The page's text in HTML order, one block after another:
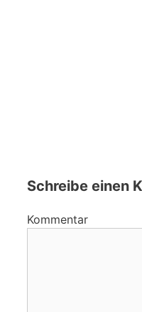
Schreibe einen
Kommentar